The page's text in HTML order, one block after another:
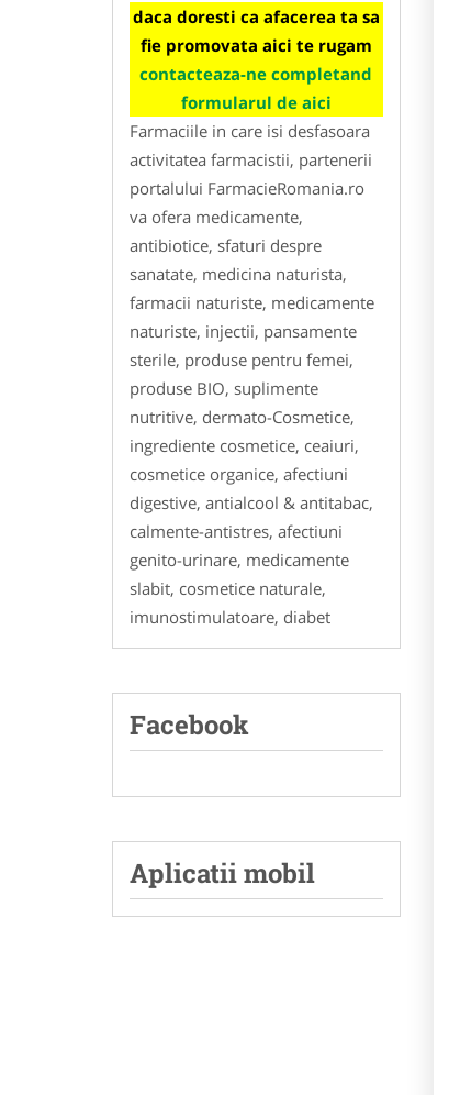
daca doresti ca afacerea ta sa
fie promovata aici te rugam
contacteaza-ne completand
formularul de aici
Farmaciile in care isi desfasoara
activitatea farmacistii, partenerii
portalului FarmacieRomania.ro
va ofera medicamente,
antibiotice, sfaturi despre
sanatate, medicina naturista,
farmacii naturiste, medicamente
naturiste, injectii, pansamente
sterile, produse pentru femei,
produse BIO, suplimente
nutritive, dermato-Cosmetice,
ingrediente cosmetice, ceaiuri,
cosmetice organice, afectiuni
digestive, antialcool & antitabac,
calmente-antistres, afectiuni
genito-urinare, medicamente
slabit, cosmetice naturale,
imunostimulatoare, diabet
Facebook
Aplicatii mobil